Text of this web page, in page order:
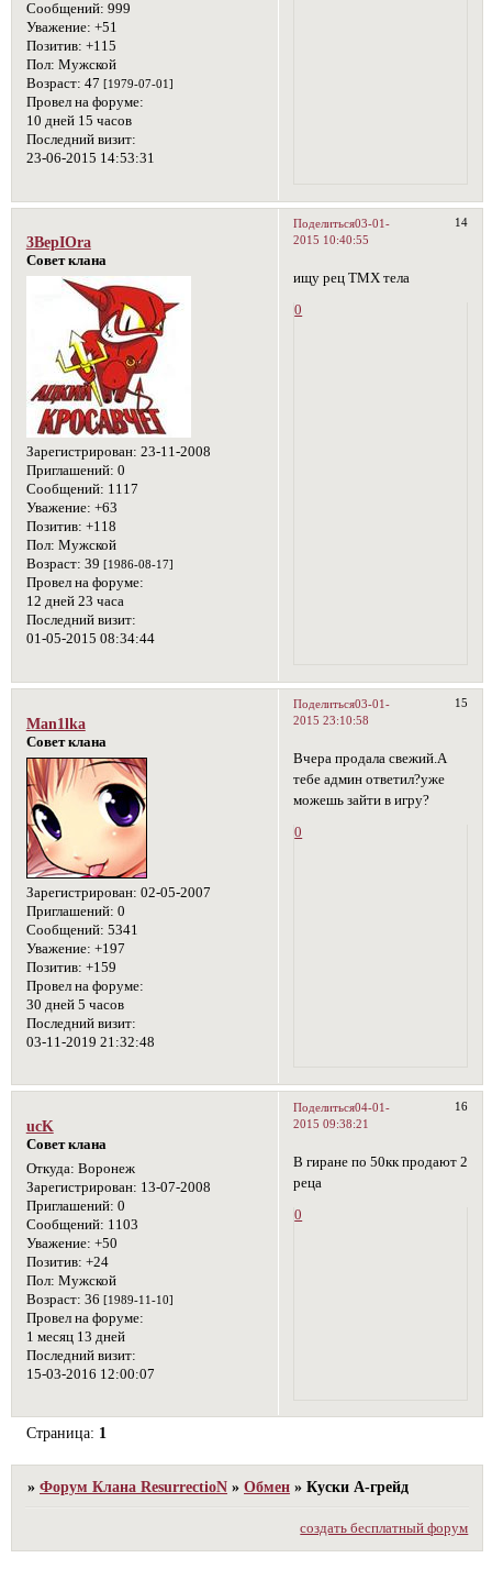
Сообщений: 999
Уважение: +51
Позитив: +115
Пол: Мужской
Возраст: 47 [1979-07-01]
Провел на форуме:
10 дней 15 часов
Последний визит:
23-06-2015 14:53:31
Поделиться 14
03-01-
2015 10:40:55
3BepIOra
Совет клана
Зарегистрирован: 23-11-2008
Приглашений: 0
Сообщений: 1117
Уважение: +63
Позитив: +118
Пол: Мужской
Возраст: 39 [1986-08-17]
Провел на форуме:
12 дней 23 часа
Последний визит:
01-05-2015 08:34:44
ищу рец ТМХ тела
0
Поделиться 15
03-01-
2015 23:10:58
Man1lka
Совет клана
Зарегистрирован: 02-05-2007
Приглашений: 0
Сообщений: 5341
Уважение: +197
Позитив: +159
Провел на форуме:
30 дней 5 часов
Последний визит:
03-11-2019 21:32:48
Вчера продала свежий.А
тебе админ ответил?уже
можешь зайти в игру?
0
Поделиться 16
04-01-
2015 09:38:21
ucK
Совет клана
Откуда: Воронеж
Зарегистрирован: 13-07-2008
Приглашений: 0
Сообщений: 1103
Уважение: +50
Позитив: +24
Пол: Мужской
Возраст: 36 [1989-11-10]
Провел на форуме:
1 месяц 13 дней
Последний визит:
15-03-2016 12:00:07
В гиране по 50кк продают 2
реца
0
Страница: 1
»Форум Клана ResurrectioN »Обмен »Куски А-грейд
создать бесплатный форум